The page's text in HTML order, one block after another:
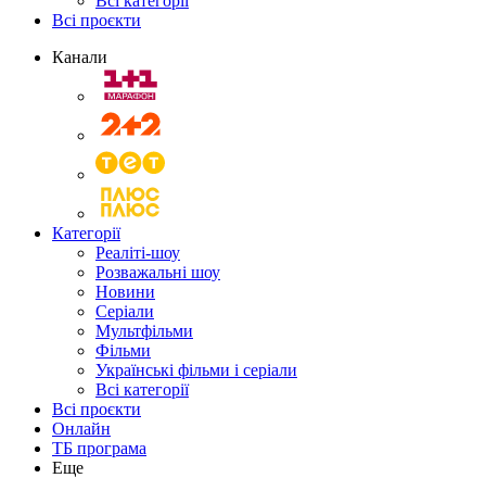
Всі проєкти
Канали
Категорії
Реаліті-шоу
Розважальні шоу
Новини
Серіали
Мультфільми
Фільми
Українські фільми і серіали
Всі категорії
Всі проєкти
Онлайн
ТБ програма
Еще